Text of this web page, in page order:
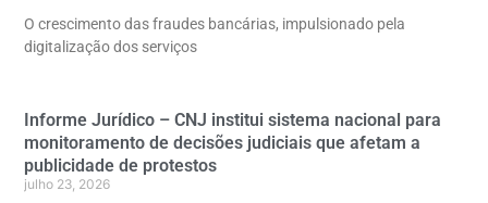
O crescimento das fraudes bancárias, impulsionado pela
digitalização dos serviços
Informe Jurídico – CNJ institui sistema nacional para
monitoramento de decisões judiciais que afetam a
publicidade de protestos
julho 23, 2026